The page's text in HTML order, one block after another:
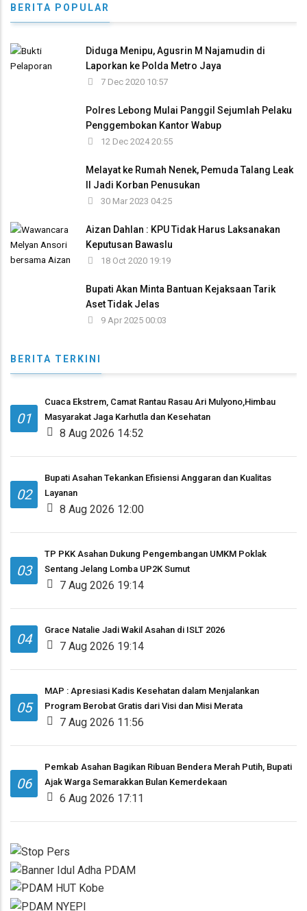
BERITA POPULAR
Diduga Menipu, Agusrin M Najamudin di
Laporkan ke Polda Metro Jaya
7 Dec 2020 10:57
Polres Lebong Mulai Panggil Sejumlah Pelaku
Penggembokan Kantor Wabup
12 Dec 2024 20:55
Melayat ke Rumah Nenek, Pemuda Talang Leak
II Jadi Korban Penusukan
30 Mar 2023 04:25
Aizan Dahlan : KPU Tidak Harus Laksanakan
Keputusan Bawaslu
18 Oct 2020 19:19
Bupati Akan Minta Bantuan Kejaksaan Tarik
Aset Tidak Jelas
9 Apr 2025 00:03
BERITA TERKINI
01
Cuaca Ekstrem, Camat Rantau Rasau Ari Mulyono,Himbau
Masyarakat Jaga Karhutla dan Kesehatan
8 Aug 2026 14:52
02
Bupati Asahan Tekankan Efisiensi Anggaran dan Kualitas
Layanan
8 Aug 2026 12:00
03
TP PKK Asahan Dukung Pengembangan UMKM Poklak
Sentang Jelang Lomba UP2K Sumut
7 Aug 2026 19:14
04
Grace Natalie Jadi Wakil Asahan di ISLT 2026
7 Aug 2026 19:14
05
MAP : Apresiasi Kadis Kesehatan dalam Menjalankan
Program Berobat Gratis dari Visi dan Misi Merata
7 Aug 2026 11:56
06
Pemkab Asahan Bagikan Ribuan Bendera Merah Putih, Bupati
Ajak Warga Semarakkan Bulan Kemerdekaan
6 Aug 2026 17:11